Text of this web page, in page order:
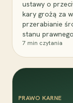
ustawy o
kary grożą za
przerabianie
stanu
7 min czytania
PRAWO KARNE